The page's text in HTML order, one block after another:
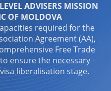
ADVISERS MISSION
OF MOLDOVA
required for the
Agreement (AA),
Free Trade
ensure the necessary
liberalisation stage.